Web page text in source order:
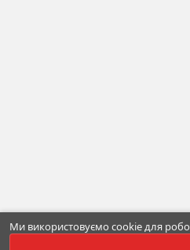
Ми використовуємо cookie для